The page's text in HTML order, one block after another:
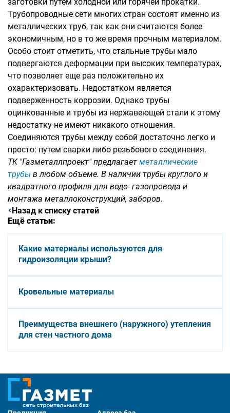
заготовки путем холодной или горячей прокатки.
Трубопроводные сети многих стран состоят именно из
металлических труб, так как они считаются более
экономичным, но в то же время прочным материалом.
Особо стоит отметить, что стальные трубы мало
подвергаются деформации при высоких температурах,
что позволяет еще раз положительно их
охарактеризовать. Недостатком является
подверженность коррозии. Однако трубы
оцинкованные и трубы из нержавеющей стали к этому
недостатку не имеют никакого отношения.
Соединяются трубы между собой достаточно легко и
просто: путем сварки либо резьбового соединения.
ТК "Газметаллпроект" предлагает металлические
трубы в любом объеме. В наличии трубы круглого и
квадратного профиля для водо- газопровода и
монтажа металлоконструкций, заборов.
Назад к списку статей
Ещё статьи:
Какие материалы используются для
гидроизоляции крыши?
Кровельные материалы
Преимущества внешнего (наружного) утепления
для стен частного дома